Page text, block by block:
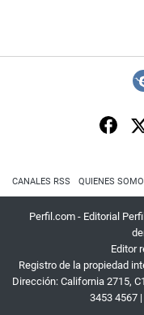
CANALES RSS QUIENES
Perfil.com - Editorial
Editor
Registro de la propiedad
Dirección: California 2715,
3453 4567